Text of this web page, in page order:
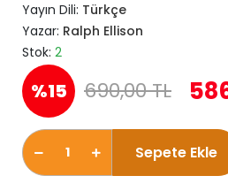
Yayın Dili: Türkçe
Yazar: Ralph Ellison
Stok: 2
%15 690,00 TL
Sepete Ekle